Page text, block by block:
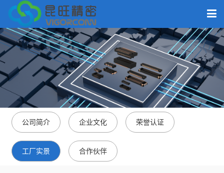
公司简介 企业文化 荣誉认证
工厂实景 合作伙伴